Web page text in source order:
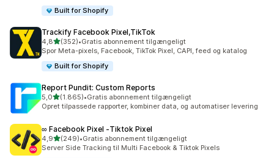
Built for Shopify
Trackify Facebook Pixel,TikTok
4,8ud af 5 stjerner
(352)
352 anmeldelser i alt
•Gratis abonnement tilgængeligt
Spor Meta-pixels, Facebook, TikTok Pixel, CAPI, feed og katalog
Built for Shopify
Report Pundit: Custom Reports
5,0ud af 5 stjerner
(1.865)
1865 anmeldelser i alt
•Gratis abonnement tilgængeligt
Opret tilpassede rapporter, kombiner data, og automatiser levering
∞ Facebook Pixel ‑Tiktok Pixel
4,9ud af 5 stjerner
(249)
249 anmeldelser i alt
•Gratis abonnement tilgængeligt
Server Side Tracking til Multi Facebook & Tiktok Pixels